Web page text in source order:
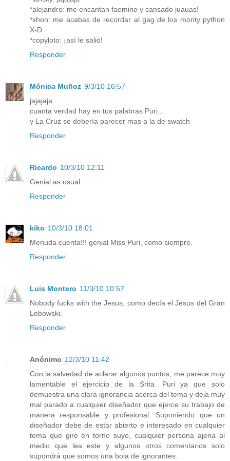
*alejandro: me encantan faemino y cansado juauas!
*xhon: me acabas de recordar al gag de los monty python
X-D
*copyloto: ¡así le salió!
Responder
Mónica Muñoz 9/3/10 16:57
jajajaja.
cuanta verdad hay en tus palabras Puri...
y La Cruz se debería parecer mas a la de swatch
Responder
Ricardo 10/3/10 12:11
Genial as usual
Responder
kiko 10/3/10 18:01
Menuda cuenta!!! genial Miss Puri, como siempre.
Responder
Luis Montero 11/3/10 10:57
Nobody fucks with the Jesus, como decía el Jesus del Gran
Lebowski.
Responder
Anónimo 12/3/10 11:42
Con la salvedad de aclarar algunos puntos; me parece muy
lamentable el ejercicio de la Srita. Puri ya que solo
demuestra una clara ignorancia acerca del tema y deja muy
mal parado a cualquier diseñador que ejerce su trabajo de
manera responsable y profesional. Suponiendo que un
diseñador debe de estar abierto e interesado en cualquier
tema que gire en torno suyo, cualquier persona ajena al
medio que lea este y algunos otros comentarios solo
supondrá que somos una bola de ignorantes.